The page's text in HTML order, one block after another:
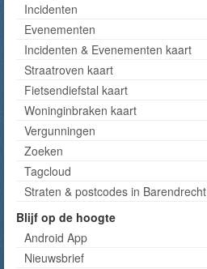
Incidenten
Evenementen
Incidenten & Evenementen kaart
Straatroven kaart
Fietsendiefstal kaart
Woninginbraken kaart
Vergunningen
Zoeken
Tagcloud
Straten & postcodes in Barendrecht
Blijf op de hoogte
Android App
Nieuwsbrief